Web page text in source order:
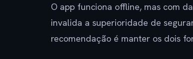
O app funciona offline, mas com
invalida a superioridade de
recomendação é manter os dois